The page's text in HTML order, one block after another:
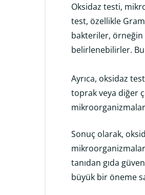
Oksidaz testi,
test, özellikle
bakteriler,
belirlenebilirler. Bu
Ayrıca, oksidaz
toprak veya diğer
Sonuç olarak,
tanıdan gıda
büyük bir öneme